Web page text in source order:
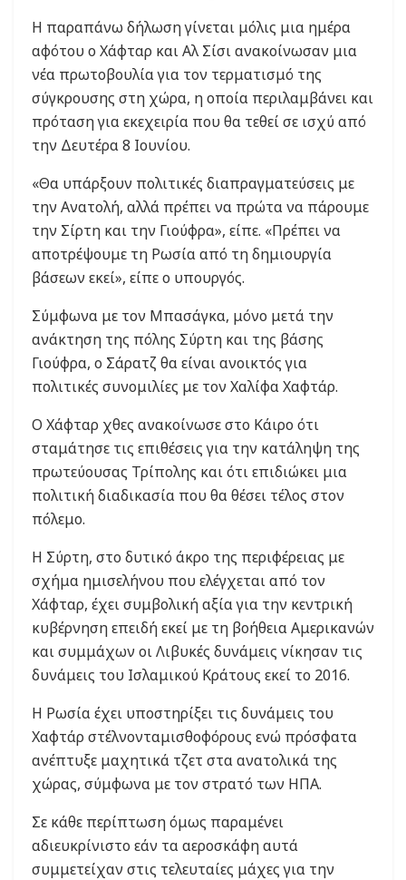
Η παραπάνω δήλωση γίνεται μόλις μια ημέρα
αφότου ο Χάφταρ και Αλ Σίσι ανακοίνωσαν μια
νέα πρωτοβουλία για τον τερματισμό της
σύγκρουσης στη χώρα, η οποία περιλαμβάνει και
πρόταση για εκεχειρία που θα τεθεί σε ισχύ από
την Δευτέρα 8 Ιουνίου.
«Θα υπάρξουν πολιτικές διαπραγματεύσεις με
την Ανατολή, αλλά πρέπει να πρώτα να πάρουμε
την Σίρτη και την Γιούφρα», είπε. «Πρέπει να
αποτρέψουμε τη Ρωσία από τη δημιουργία
βάσεων εκεί», είπε ο υπουργός.
Σύμφωνα με τον Μπασάγκα, μόνο μετά την
ανάκτηση της πόλης Σύρτη και της βάσης
Γιούφρα, ο Σάρατζ θα είναι ανοικτός για
πολιτικές συνομιλίες με τον Χαλίφα Χαφτάρ.
Ο Χάφταρ χθες ανακοίνωσε στο Κάιρο ότι
σταμάτησε τις επιθέσεις για την κατάληψη της
πρωτεύουσας Τρίπολης και ότι επιδιώκει μια
πολιτική διαδικασία που θα θέσει τέλος στον
πόλεμο.
Η Σύρτη, στο δυτικό άκρο της περιφέρειας με
σχήμα ημισελήνου που ελέγχεται από τον
Χάφταρ, έχει συμβολική αξία για την κεντρική
κυβέρνηση επειδή εκεί με τη βοήθεια Αμερικανών
και συμμάχων οι Λιβυκές δυνάμεις νίκησαν τις
δυνάμεις του Ισλαμικού Κράτους εκεί το 2016.
Η Ρωσία έχει υποστηρίξει τις δυνάμεις του
Χαφτάρ στέλνονταμισθοφόρους ενώ πρόσφατα
ανέπτυξε μαχητικά τζετ στα ανατολικά της
χώρας, σύμφωνα με τον στρατό των ΗΠΑ.
Σε κάθε περίπτωση όμως παραμένει
αδιευκρίνιστο εάν τα αεροσκάφη αυτά
συμμετείχαν στις τελευταίες μάχες για την